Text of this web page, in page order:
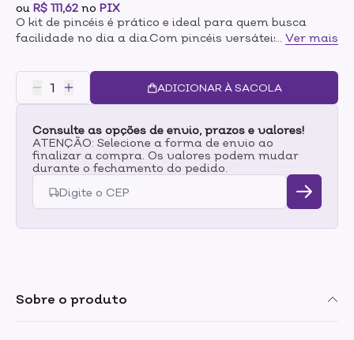
ou R$ 111,62 no PIX
O kit de pincéis é prático e ideal para quem busca
facilidade no dia a dia.Com pincéis versáteis para
completas com muito mais facilidade.
Ver mais
ADICIONAR À SACOLA
Consulte as opções de envio, prazos e valores!
ATENÇÃO: Selecione a forma de envio ao
finalizar a compra. Os valores podem mudar
durante o fechamento do pedido.
Sobre o produto